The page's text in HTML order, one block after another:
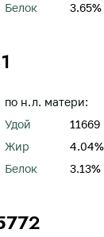
Белок
3.65%
по н.л. матери:
Удой
11669
Жир
4.04%
Белок
3.13%